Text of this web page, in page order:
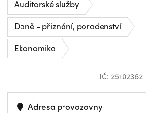
Auditorské služby
Daně - přiznání, poradenství
Ekonomika
IČ: 25102362
Adresa provozovny